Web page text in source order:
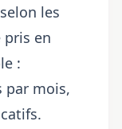
les
pris en
:
par mois,